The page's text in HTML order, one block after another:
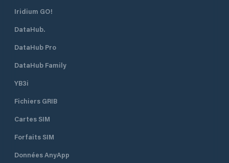
Iridium GO!
DataHub.
DataHub Pro
DataHub Family
YB3i
Fichiers GRIB
Cartes SIM
Forfaits SIM
Données AnyApp